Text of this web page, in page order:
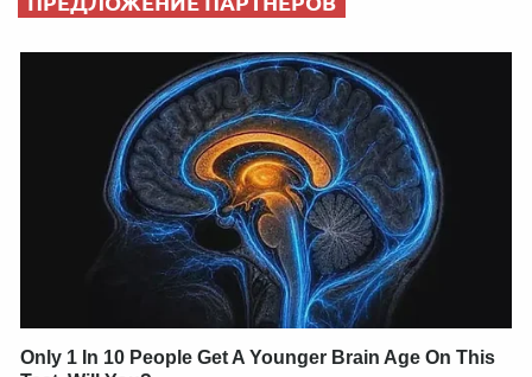
Only 1 In 10 People Get A Younger Brain Age On This